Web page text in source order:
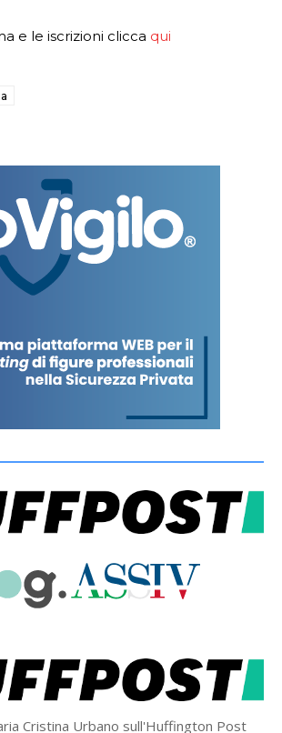
e le iscrizioni clicca qui
Cristina Urbano sull'Huffington Post